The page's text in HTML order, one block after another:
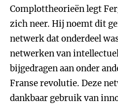
Complottheorieën legt
zich neer. Hij noemt dit
netwerk dat onderdeel
netwerken van
bijgedragen aan onder
Franse revolutie. Deze
dankbaar gebruik van